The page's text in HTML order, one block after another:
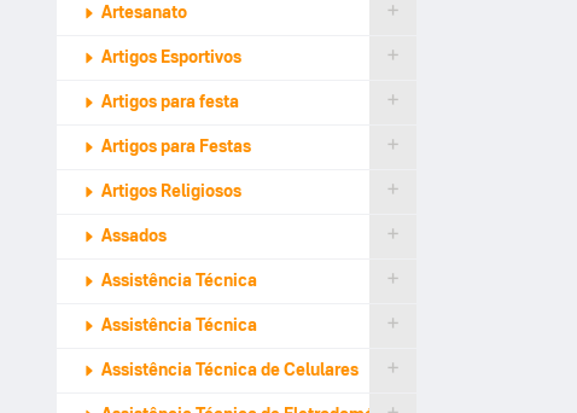
Artesanato
Artigos Esportivos
Artigos para festa
Artigos para Festas
Artigos Religiosos
Assados
Assistência Técnica
Assistência Técnica
Assistência Técnica de Celulares